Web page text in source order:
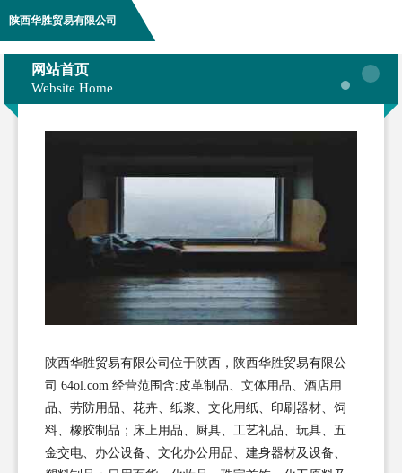
陕西华胜贸易有限公司
网站首页
Website Home
陕西华胜贸易有限公司位于陕西，陕西华胜贸易有限公
司 64ol.com 经营范围含:皮革制品、文体用品、酒店用
品、劳防用品、花卉、纸浆、文化用纸、印刷器材、饲
料、橡胶制品；床上用品、厨具、工艺礼品、玩具、五
金交电、办公设备、文化办公用品、建身器材及设备、